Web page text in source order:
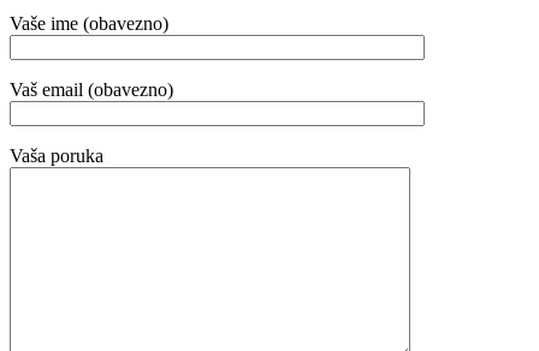
Vaše ime (obavezno)
Vaš email (obavezno)
Vaša poruka